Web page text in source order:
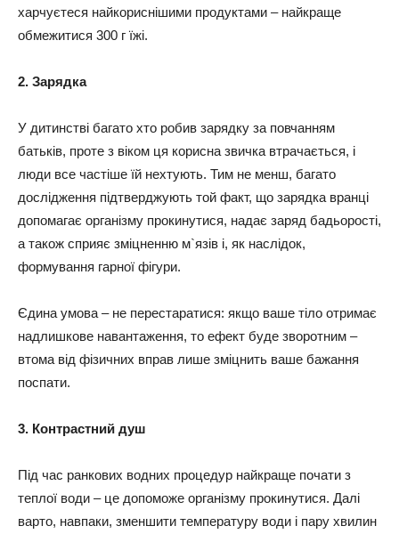
харчуєтеся найкориснішими продуктами – найкраще
обмежитися 300 г їжі.
2. Зарядка
У дитинстві багато хто робив зарядку за повчанням
батьків, проте з віком ця корисна звичка втрачається, і
люди все частіше їй нехтують. Тим не менш, багато
дослідження підтверджують той факт, що зарядка вранці
допомагає організму прокинутися, надає заряд бадьорості,
а також сприяє зміцненню м`язів і, як наслідок,
формування гарної фігури.
Єдина умова – не перестаратися: якщо ваше тіло отримає
надлишкове навантаження, то ефект буде зворотним –
втома від фізичних вправ лише зміцнить ваше бажання
поспати.
3. Контрастний душ
Під час ранкових водних процедур найкраще почати з
теплої води – це допоможе організму прокинутися. Далі
варто, навпаки, зменшити температуру води і пару хвилин